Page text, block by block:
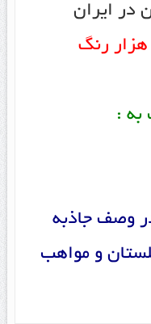
در ایران
هزار رنگ
به :
شعر در وصف جاذبه
و مواهب